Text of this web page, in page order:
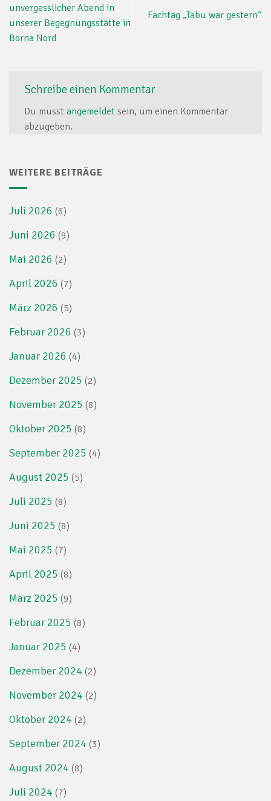
unvergesslicher Abend in
unserer Begegnungsstätte in
Borna Nord
Fachtag „Tabu war gestern“
Schreibe einen Kommentar
Du musst angemeldet sein, um einen Kommentar
abzugeben.
WEITERE BEITRÄGE
Juli 2026 (6)
Juni 2026 (9)
Mai 2026 (2)
April 2026 (7)
März 2026 (5)
Februar 2026 (3)
Januar 2026 (4)
Dezember 2025 (2)
November 2025 (8)
Oktober 2025 (8)
September 2025 (4)
August 2025 (5)
Juli 2025 (8)
Juni 2025 (8)
Mai 2025 (7)
April 2025 (8)
März 2025 (9)
Februar 2025 (8)
Januar 2025 (4)
Dezember 2024 (2)
November 2024 (2)
Oktober 2024 (2)
September 2024 (3)
August 2024 (8)
Juli 2024 (7)